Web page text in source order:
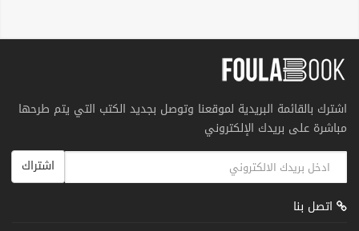
اشترك بالقائمة البريدية لموقعنا وتوصل بجديد الكتب التي يتم طرحها
مباشرة على بريدك الإلكتروني
اشتراك
اتصل بنا